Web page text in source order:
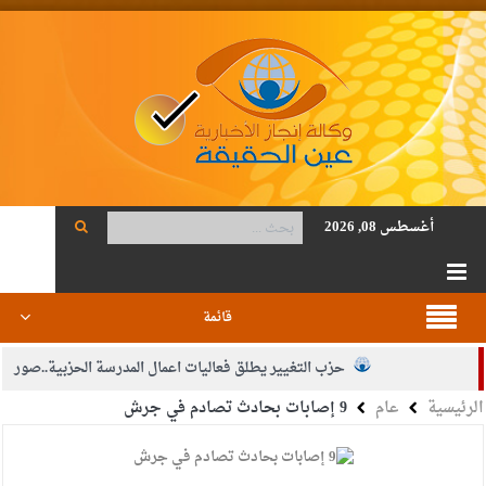
أغسطس 08, 2026
قائمة
حزب التغيير يطلق فعاليات اعمال المدرسة الحزبية..صور
الجيش يفتح باب التجنيد لحملة البكالوريوس في الحقوق والقانون
بيان اجتماع عمّان:دعم الوصاية الهاشمية التاريخية على المقدسات
الرئيسية عام 9 إصابات بحادث تصادم في جرش